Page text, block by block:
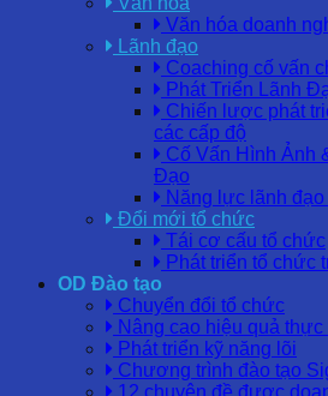
Văn hóa doanh
Lãnh đạo
Coaching cố vấn
Phát Triển Lãnh
Chiến lược phát
các cấp độ
Cố Vấn Hình Ảnh
Đạo
Năng lực lãnh
Đổi mới tổ chức
Tái cơ cấu tổ chức
Phát triển tổ chức
OD Đào tạo
Chuyển đổi tổ chức
Nâng cao hiệu quả thực
Phát triển kỹ năng lõi
Chương trình đào tạo
12 chuyên đề được